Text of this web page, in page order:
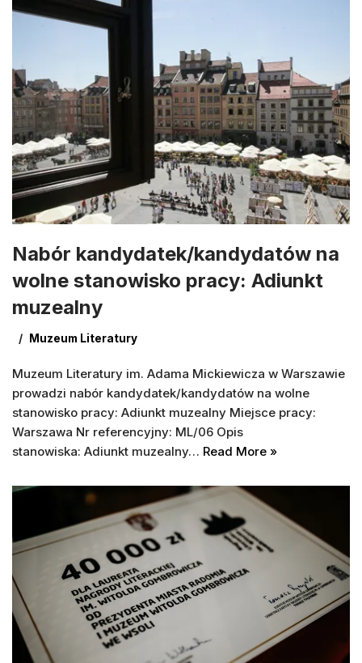
Nabór kandydatek/kandydatów na
wolne stanowisko pracy: Adiunkt
muzealny
Muzeum Literatury
Muzeum Literatury im. Adama Mickiewicza w Warszawie
prowadzi nabór kandydatek/kandydatów na wolne
stanowisko pracy: Adiunkt muzealny Miejsce pracy:
Warszawa Nr referencyjny: ML/06 Opis
stanowiska: Adiunkt muzealny… Read More »